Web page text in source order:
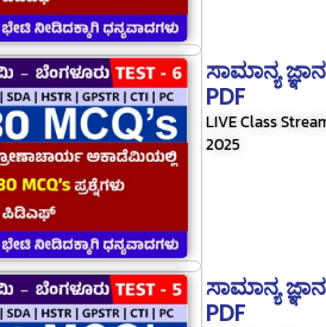
ಸಾಮಾನ್ಯ
PDF
LIVE Class
2025
ಸಾಮಾನ್ಯ
PDF